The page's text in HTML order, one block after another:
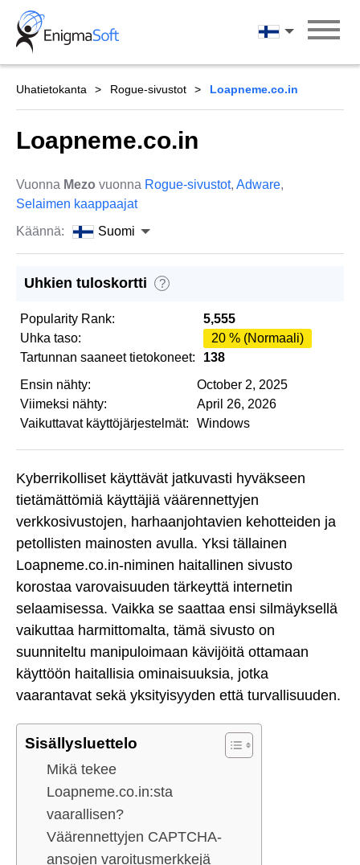
Skip
content
Suomi
Uhatietokanta Rogue-sivustot Loapneme.co.in
Loapneme.co.in
Vuonna Mezo vuonna Rogue-sivustot, Adware,
Selaimen kaappaajat
Käännä:
Suomi
Uhkien tuloskortti ?
Popularity Rank:
5,555
Uhka taso:
20 % (Normaali)
Tartunnan saaneet tietokoneet:
138
Ensin nähty:
October 2, 2025
Viimeksi nähty:
April 26, 2026
Vaikuttavat käyttöjärjestelmät:
Windows
Kyberrikolliset käyttävät jatkuvasti hyväkseen
tietämättömiä käyttäjiä väärennettyjen
verkkosivustojen, harhaanjohtavien kehotteiden ja
petollisten mainosten avulla. Yksi tällainen
Loapneme.co.in-niminen haitallinen sivusto
korostaa varovaisuuden tärkeyttä internetin
selaamisessa. Vaikka se saattaa ensi silmäyksellä
vaikuttaa harmittomalta, tämä sivusto on
suunniteltu manipuloimaan kävijöitä ottamaan
käyttöön haitallisia ominaisuuksia, jotka
vaarantavat sekä yksityisyyden että turvallisuuden.
Sisällysluettelo
Mikä tekee
Loapneme.co.in:sta
vaarallisen?
Väärennettyjen CAPTCHA-
ansojen varoitusmerkkejä